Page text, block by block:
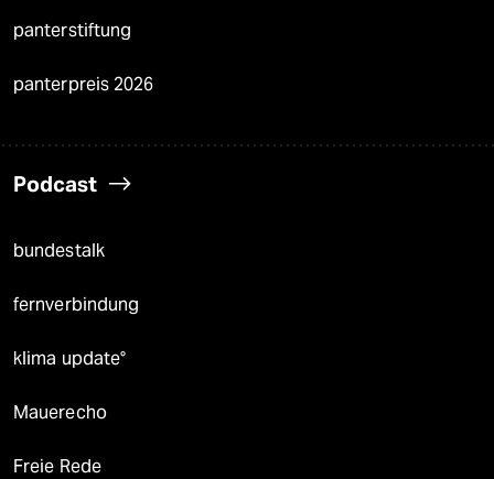
panterstiftung
panterpreis 2026
Podcast
bundestalk
fernverbindung
klima update°
Mauerecho
Freie Rede